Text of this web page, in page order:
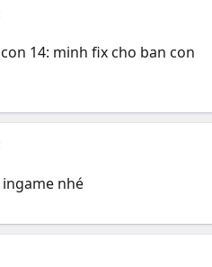
14: minh fix cho ban con
nhé